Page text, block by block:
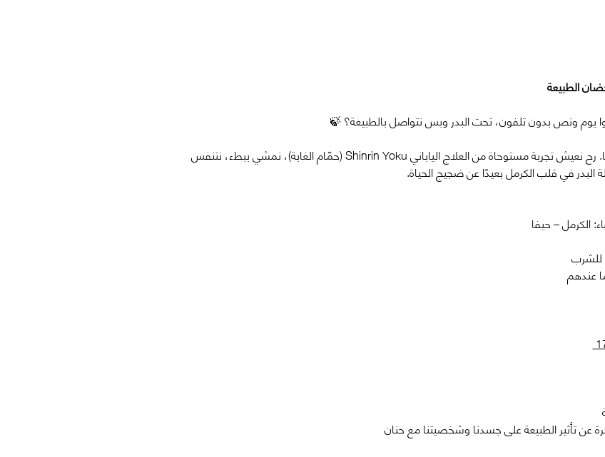
الطبيعة
يوم ونص بدون تلفون، تحت البدر وبس نتواصل بالطبيعة؟ 🍃
بهالخلوة رح نرجع لهدوء الطبيعة ولأنفسنا. رح نعيش تجربة مستوحاة من العلاج الياباني Shinrin Yoku (حمّام الغابة)، نمشي ببطء، نتنفس
في قلب الكرمل بعيدًا عن ضجيج الحياة.
للشرب
عندهم
عن تأثير الطبيعة على جسدنا وشخصيتنا مع حنان